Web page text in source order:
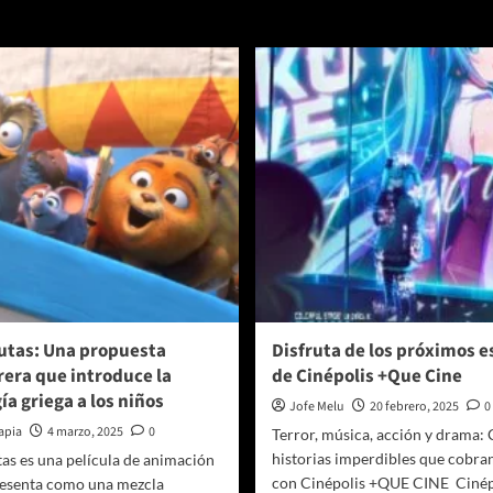
«Unshatter»,
su
nuevo
sencillo
Una propuesta
que introduce la
griega a los niños
4 marzo, 2025
0
es una película de animación
como una mezcla
Disfruta de los próximos
de Cinépolis +Que Cine
Jofe Melu 20 febrero, 2025
0
Terror, música, acción y drama:
historias imperdibles que
con Cinépolis +QUE CINE